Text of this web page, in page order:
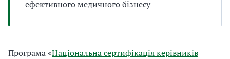
ефективного медичного бізнесу
Програма «Національна сертифікація керівників